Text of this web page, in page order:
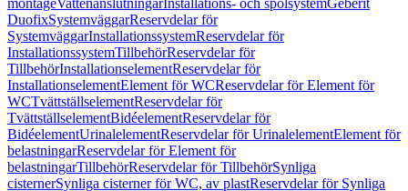
montageVattenanslutningarInstallations- och spolsystemGeberit
DuofixSystemväggarReservdelar för
SystemväggarInstallationssystemReservdelar för
InstallationssystemTillbehörReservdelar för
TillbehörInstallationselementReservdelar för
InstallationselementElement för WCReservdelar för Element för
WCTvättställselementReservdelar för
TvättställselementBidéelementReservdelar för
BidéelementUrinalelementReservdelar för UrinalelementElement för
belastningarReservdelar för Element för
belastningarTillbehörReservdelar för TillbehörSynliga
cisternerSynliga cisterner för WC, av plastReservdelar för Synliga